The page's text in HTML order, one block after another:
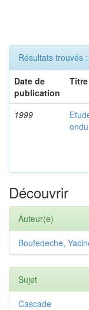
Résultats trouvés
Date de
publication
Titre
1999
Découvrir
Auteur(e)
Boufedeche,
Sujet
Cascade